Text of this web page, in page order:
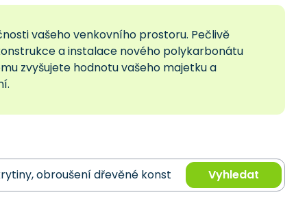
vašeho venkovního prostoru. Pečlivě
a instalace nového polykarbonátu
zvyšujete hodnotu vašeho majetku a
Vyhledat